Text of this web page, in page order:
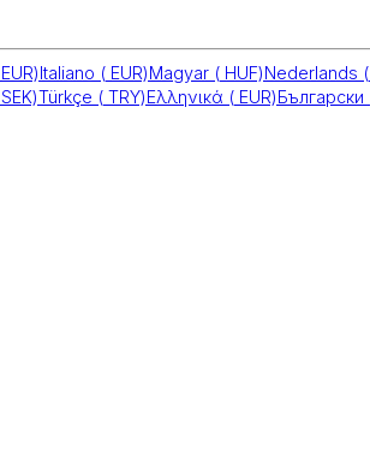
EUR)Italiano ( EUR)Magyar ( HUF)Nederlands (
SEK)Türkçe ( TRY)Ελληνικά ( EUR)Български